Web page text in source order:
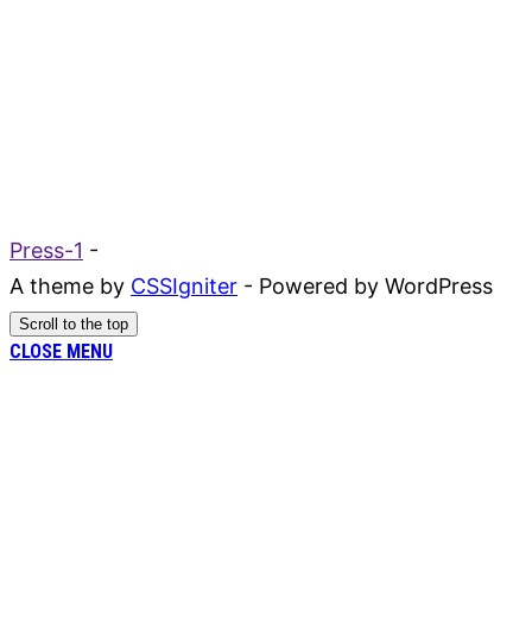
Press-1 -
A theme by CSSIgniter - Powered by WordPress
Scroll to the top
CLOSE MENU